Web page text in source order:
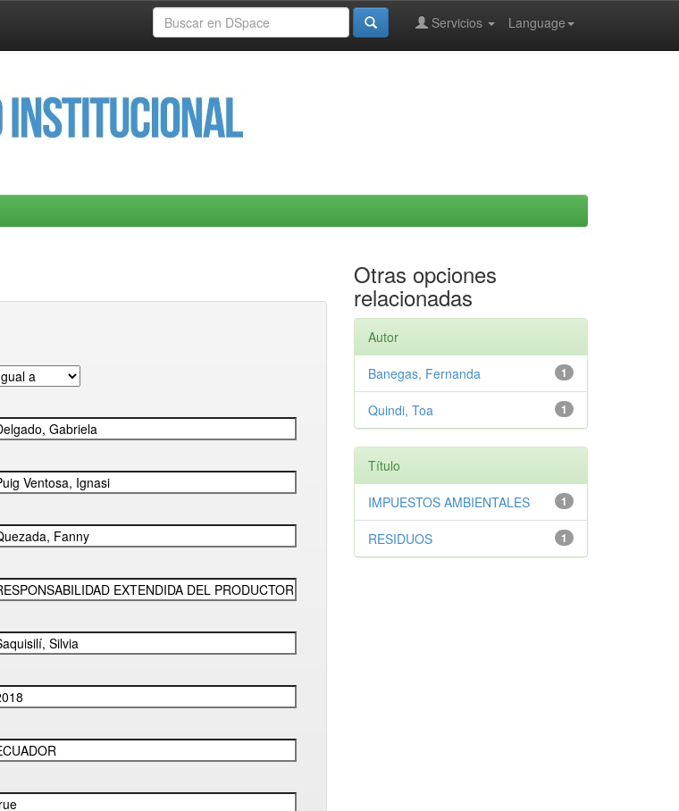
Language
Servicios
Otras opciones
relacionadas
Autor
1
Banegas, Fernanda
1
Quindi, Toa
Título
1
IMPUESTOS AMBIENTALES
1
RESIDUOS